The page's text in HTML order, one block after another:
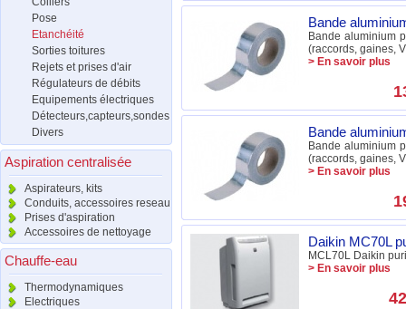
Pose
Etanchéité
Sorties toitures
Rejets et prises d'air
Régulateurs de débits
Equipements électriques
Détecteurs,capteurs,sondes
Divers
Aspiration centralisée
Aspirateurs, kits
Conduits, accessoires reseau
Prises d'aspiration
Accessoires de nettoyage
Chauffe-eau
Thermodynamiques
Electriques
Bande
Bande aluminium
(raccords, gaines,
> En savoir plus
Bande
Bande aluminium
(raccords, gaines,
> En savoir plus
Daikin MC70L
MCL70L Daikin
> En savoir plus